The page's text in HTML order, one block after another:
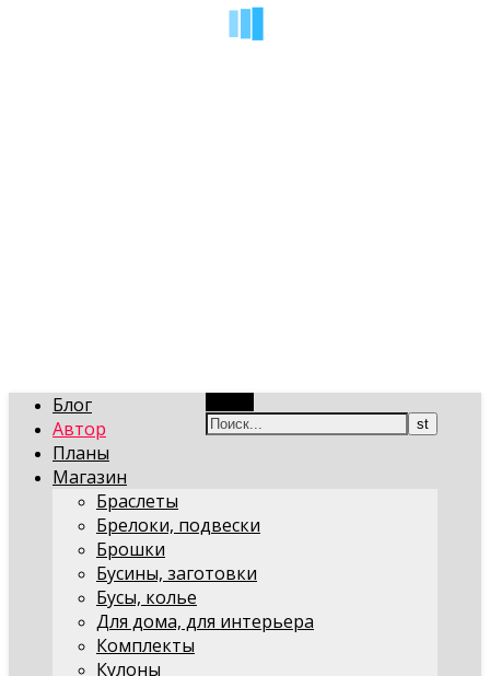
Блог
Автор
Планы
Магазин
Браслеты
Брелоки, подвески
Брошки
Бусины, заготовки
Бусы, колье
Для дома, для интерьера
Комплекты
Кулоны